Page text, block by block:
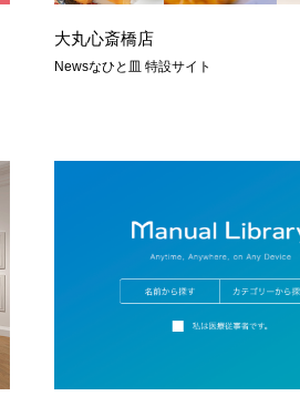
大丸心斎橋店
Newsなひと皿 特設サイト